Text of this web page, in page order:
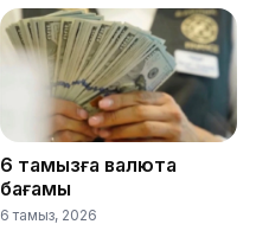
6 тамызға валюта
бағамы
6 тамыз, 2026